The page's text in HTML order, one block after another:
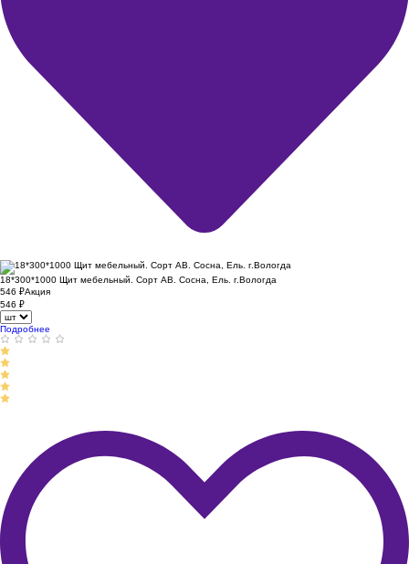
18*300*1000 Щит мебельный. Сорт АВ. Сосна, Ель. г.Вологда
546 ₽Акция
546 ₽
Подробнее